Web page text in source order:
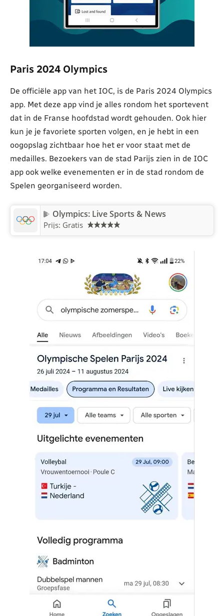
Paris 2024 Olympics
De officiële app van het IOC, is de Paris 2024 Olympics
app. Met deze app vind je alles rondom het sportevent
dat in de Franse hoofdstad wordt gehouden. Ook hier
kun je je favoriete sporten volgen, en je hebt in een
oogopslag zichtbaar hoe het er voor staat met de
medailles. Bezoekers van de stad Parijs zien in de IOC
app ook welke evenementen er in de stad rondom de
Spelen georganiseerd worden.
Olympics: Live Sports & News
Prijs: Gratis